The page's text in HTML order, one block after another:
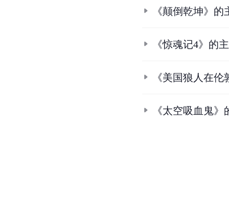
《颠倒乾坤》的
《惊魂记4》的
《美国狼人在
《太空吸血鬼